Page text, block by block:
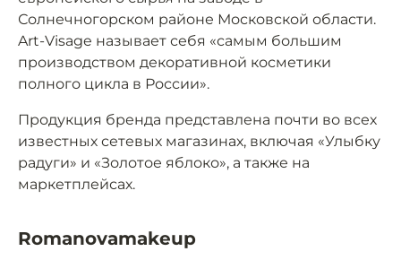
Солнечногорском районе Московской области.
Art-Visage называет себя «самым большим
производством декоративной косметики
полного цикла в России».
Продукция бренда представлена почти во всех
известных сетевых магазинах, включая «Улыбку
радуги» и «Золотое яблоко», а также на
маркетплейсах.
Romanovamakeup